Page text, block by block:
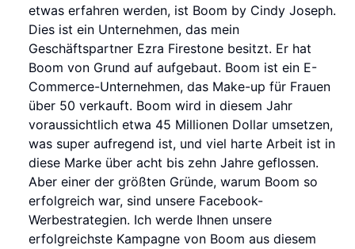
etwas erfahren werden, ist Boom by Cindy Joseph.
Dies ist ein Unternehmen, das mein
Geschäftspartner Ezra Firestone besitzt. Er hat
Boom von Grund auf aufgebaut. Boom ist ein E-
Commerce-Unternehmen, das Make-up für Frauen
über 50 verkauft. Boom wird in diesem Jahr
voraussichtlich etwa 45 Millionen Dollar umsetzen,
was super aufregend ist, und viel harte Arbeit ist in
diese Marke über acht bis zehn Jahre geflossen.
Aber einer der größten Gründe, warum Boom so
erfolgreich war, sind unsere Facebook-
Werbestrategien. Ich werde Ihnen unsere
erfolgreichste Kampagne von Boom aus diesem